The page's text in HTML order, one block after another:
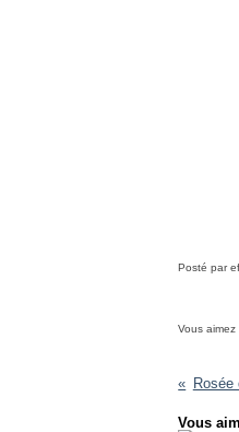
Posté par
Vous aimez
Vous